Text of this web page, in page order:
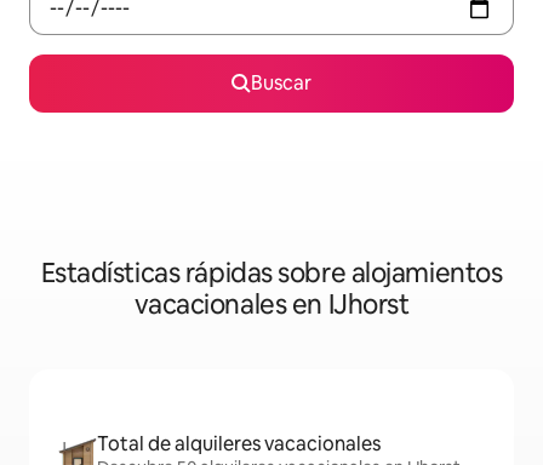
Buscar
Estadísticas rápidas sobre alojamientos
vacacionales en IJhorst
Total de alquileres vacacionales